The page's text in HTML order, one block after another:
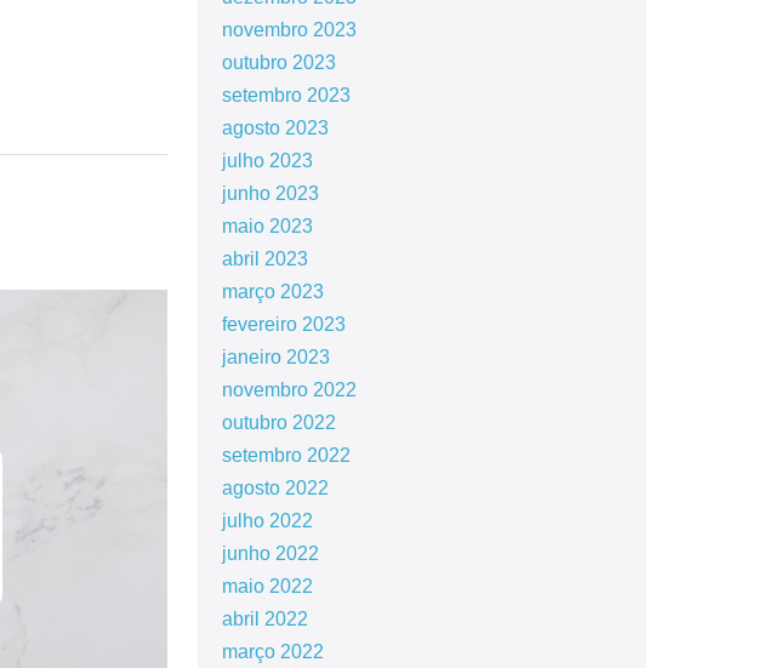
novembro 2023
outubro 2023
setembro 2023
agosto 2023
julho 2023
junho 2023
maio 2023
abril 2023
março 2023
fevereiro 2023
janeiro 2023
novembro 2022
outubro 2022
setembro 2022
agosto 2022
julho 2022
junho 2022
maio 2022
abril 2022
março 2022